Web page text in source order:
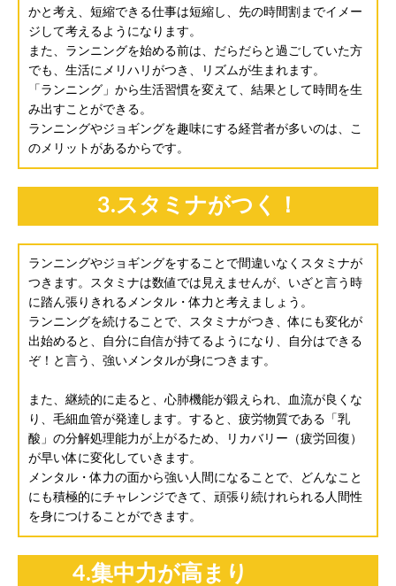
かと考え、短縮できる仕事は短縮し、先の時間割までイメー
ジして考えるようになります。
また、ランニングを始める前は、だらだらと過ごしていた方
でも、生活にメリハリがつき、リズムが生まれます。
「ランニング」から生活習慣を変えて、結果として時間を生
み出すことができる。
ランニングやジョギングを趣味にする経営者が多いのは、こ
のメリットがあるからです。
3.スタミナがつく！
ランニングやジョギングをすることで間違いなくスタミナが
つきます。スタミナは数値では見えませんが、いざと言う時
に踏ん張りきれるメンタル・体力と考えましょう。
ランニングを続けることで、スタミナがつき、体にも変化が
出始めると、自分に自信が持てるようになり、自分はできる
ぞ！と言う、強いメンタルが身につきます。
また、継続的に走ると、心肺機能が鍛えられ、血流が良くな
り、毛細血管が発達します。すると、疲労物質である「乳
酸」の分解処理能力が上がるため、リカバリー（疲労回復）
が早い体に変化していきます。
メンタル・体力の面から強い人間になることで、どんなこと
にも積極的にチャレンジできて、頑張り続けれられる人間性
を身につけることができます。
4.集中力が高まり